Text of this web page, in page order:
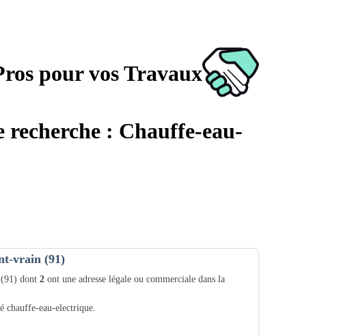
pour vos Travaux
: Chauffe-eau-
vrain (91)
dont 2 ont une adresse légale ou commerciale dans la
chauffe-eau-electrique.